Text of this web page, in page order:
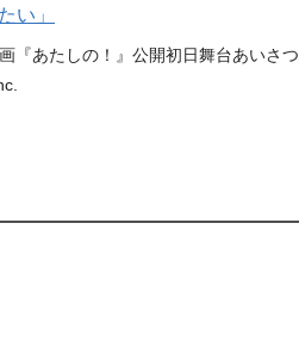
い」
『あたしの！』公開初日舞台あいさつ